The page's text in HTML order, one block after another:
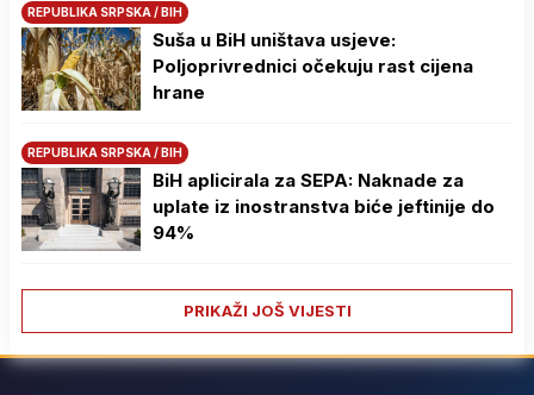
REPUBLIKA SRPSKA / BIH
Suša u BiH uništava usjeve:
Poljoprivrednici očekuju rast cijena
hrane
REPUBLIKA SRPSKA / BIH
BiH aplicirala za SEPA: Naknade za
uplate iz inostranstva biće jeftinije do
94%
PRIKAŽI JOŠ VIJESTI